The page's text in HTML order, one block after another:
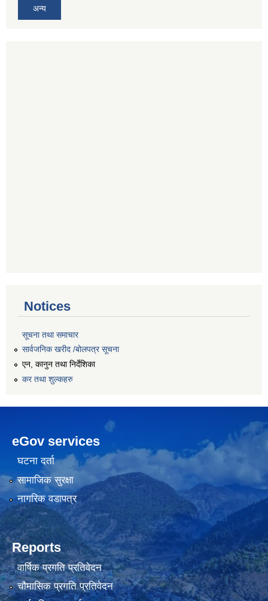
अन्य
Notices
सूचना तथा समाचार
सार्वजनिक खरीद /बोलपत्र सूचना
एन, कानुन तथा निर्देशिका
कर तथा शुल्कहरु
eGov services
घटना दर्ता
सामाजिक सुरक्षा
नागरिक वडापत्र
Reports
वार्षिक प्रगति प्रतिवेदन
चौमासिक प्रगति प्रतिवेदन